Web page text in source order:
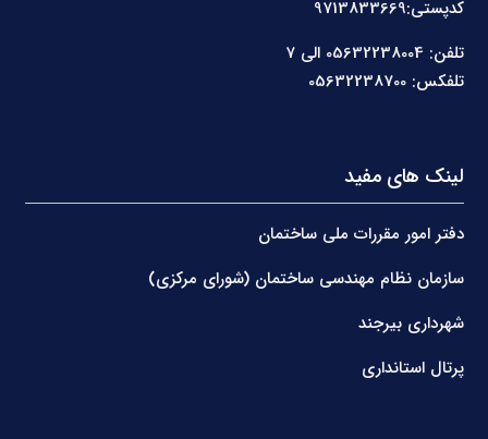
کدپستی:9713833669
تلفن: 05632238004 الی 7
تلفکس: 05632238700
لینک های مفید
دفتر امور مقررات ملی ساختمان
سازمان نظام مهندسی ساختمان (شورای مرکزی)
شهرداری بیرجند
پرتال استانداری